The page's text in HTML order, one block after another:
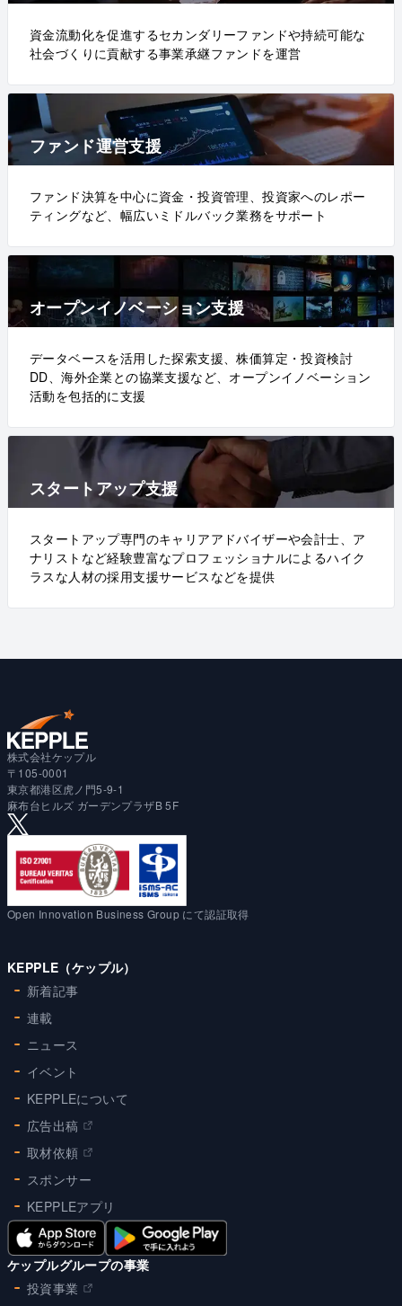
資金流動化を促進するセカンダリーファンドや持続可能な
社会づくりに貢献する事業承継ファンドを運営
ファンド運営支援
ファンド決算を中心に資金・投資管理、投資家へのレポー
ティングなど、幅広いミドルバック業務をサポート
オープンイノベーション支援
データベースを活用した探索支援、株価算定・投資検討
DD、海外企業との協業支援など、オープンイノベーション
活動を包括的に支援
スタートアップ支援
スタートアップ専門のキャリアアドバイザーや会計士、ア
ナリストなど経験豊富なプロフェッショナルによるハイク
ラスな人材の採用支援サービスなどを提供
株式会社ケップル
〒105-0001
東京都港区虎ノ門5-9-1
麻布台ヒルズ ガーデンプラザB 5F
Open Innovation Business Group にて認証取得
KEPPLE（ケップル）
新着記事
連載
ニュース
イベント
KEPPLEについて
広告出稿
取材依頼
スポンサー
KEPPLEアプリ
ケップルグループの事業
投資事業